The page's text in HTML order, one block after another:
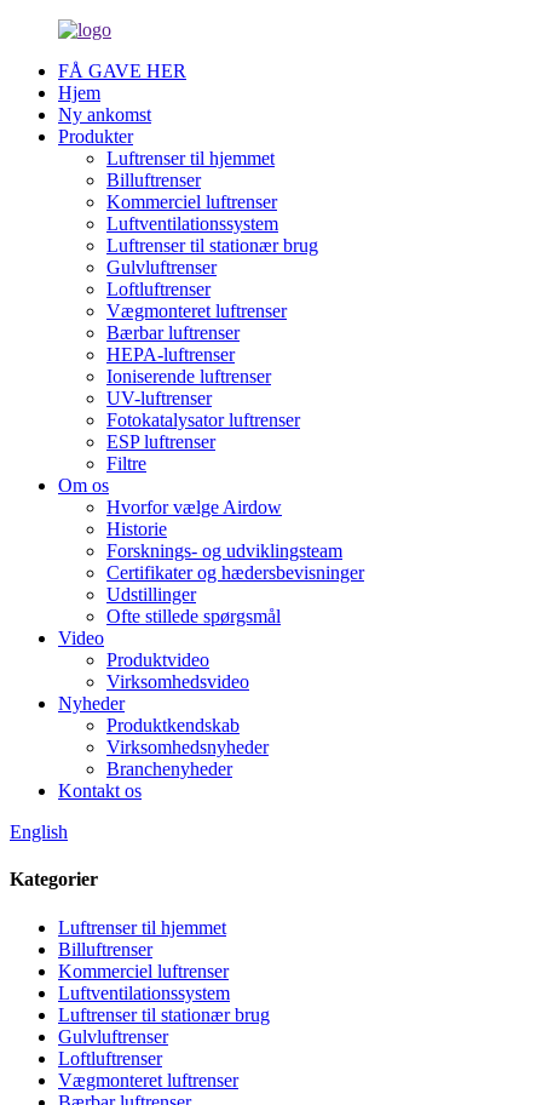
FÅ GAVE HER
Hjem
Ny ankomst
Produkter
Luftrenser til hjemmet
Billuftrenser
Kommerciel luftrenser
Luftventilationssystem
Luftrenser til stationær brug
Gulvluftrenser
Loftluftrenser
Vægmonteret luftrenser
Bærbar luftrenser
HEPA-luftrenser
Ioniserende luftrenser
UV-luftrenser
Fotokatalysator luftrenser
ESP luftrenser
Filtre
Om os
Hvorfor vælge Airdow
Historie
Forsknings- og udviklingsteam
Certifikater og hædersbevisninger
Udstillinger
Ofte stillede spørgsmål
Video
Produktvideo
Virksomhedsvideo
Nyheder
Produktkendskab
Virksomhedsnyheder
Branchenyheder
Kontakt os
English
Kategorier
Luftrenser til hjemmet
Billuftrenser
Kommerciel luftrenser
Luftventilationssystem
Luftrenser til stationær brug
Gulvluftrenser
Loftluftrenser
Vægmonteret luftrenser